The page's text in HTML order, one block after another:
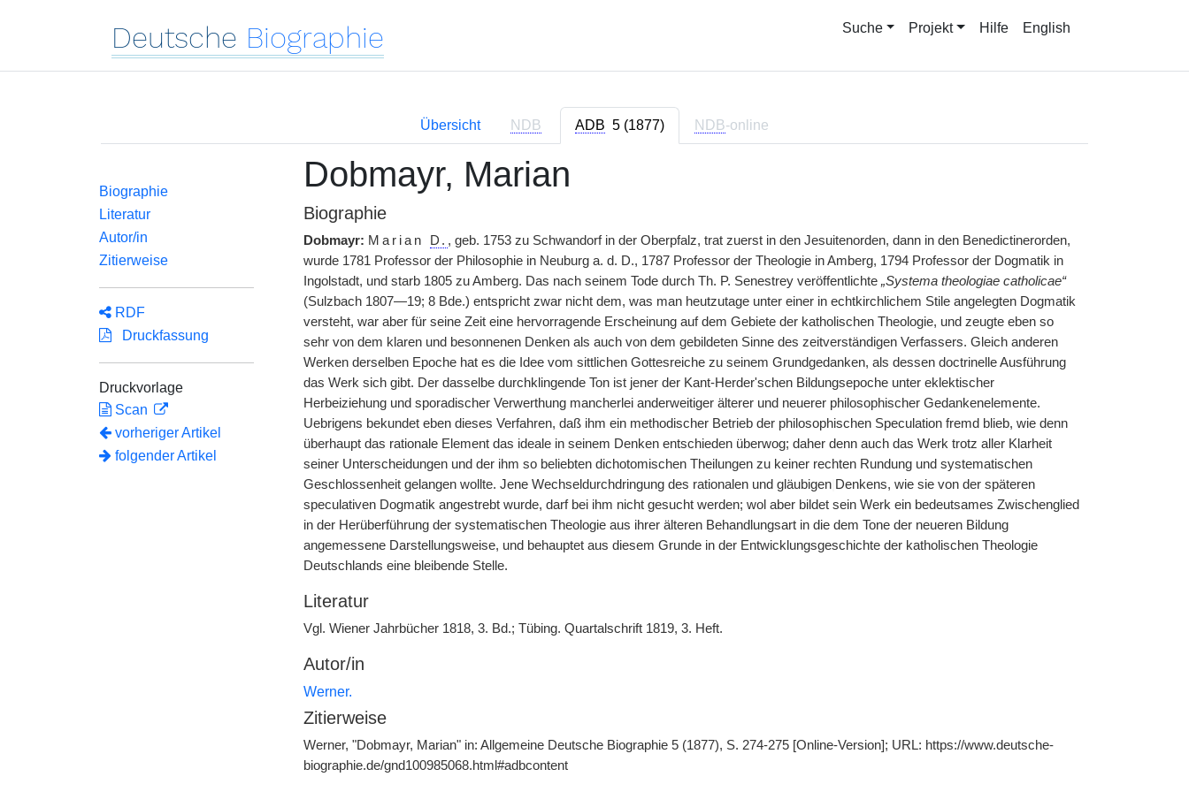
Deutsche Biographie Suche Projekt Hilfe English
Übersicht NDB ADB 5 (1877) NDB-online
Biographie
Literatur
Autor/in
Zitierweise
RDF
Druckfassung
Druckvorlage
Scan
vorheriger Artikel
folgender Artikel
Dobmayr, Marian
Biographie
Dobmayr: Marian D. , geb. 1753 zu Schwandorf in der Oberpfalz, trat zuerst in den Jesuitenorden, dann in den Benedictinerorden,
wurde 1781 Professor der Philosophie in Neuburg a. d. D., 1787 Professor der Theologie in Amberg, 1794 Professor der Dogmatik in
Ingolstadt, und starb 1805 zu Amberg. Das nach seinem Tode durch Th. P. Senestrey veröffentlichte „Systema theologiae catholicae“
(Sulzbach 1807—19; 8 Bde.) entspricht zwar nicht dem, was man heutzutage unter einer in echtkirchlichem Stile angelegten Dogmatik
versteht, war aber für seine Zeit eine hervorragende Erscheinung auf dem Gebiete der katholischen Theologie, und zeugte eben so
sehr von dem klaren und besonnenen Denken als auch von dem gebildeten Sinne des zeitverständigen Verfassers. Gleich anderen
Werken derselben Epoche hat es die Idee vom sittlichen Gottesreiche zu seinem Grundgedanken, als dessen doctrinelle Ausführung
das Werk sich gibt. Der dasselbe durchklingende Ton ist jener der Kant-Herder'schen Bildungsepoche unter eklektischer
Herbeiziehung und sporadischer Verwerthung mancherlei anderweitiger älterer und neuerer philosophischer Gedankenelemente.
Uebrigens bekundet eben dieses Verfahren, daß ihm ein methodischer Betrieb der philosophischen Speculation fremd blieb, wie denn
überhaupt das rationale Element das ideale in seinem Denken entschieden überwog; daher denn auch das Werk trotz aller Klarheit
seiner Unterscheidungen und der ihm so beliebten dichotomischen Theilungen zu keiner rechten Rundung und systematischen
Geschlossenheit gelangen wollte. Jene Wechseldurchdringung des rationalen und gläubigen| Denkens, wie sie von der späteren
speculativen Dogmatik angestrebt wurde, darf bei ihm nicht gesucht werden; wol aber bildet sein Werk ein bedeutsames Zwischenglied
in der Herüberführung der systematischen Theologie aus ihrer älteren Behandlungsart in die dem Tone der neueren Bildung
angemessene Darstellungsweise, und behauptet aus diesem Grunde in der Entwicklungsgeschichte der katholischen Theologie
Deutschlands eine bleibende Stelle.
Literatur
Vgl. Wiener Jahrbücher 1818, 3. Bd.; Tübing. Quartalschrift 1819, 3. Heft.
Autor/in
Werner.
Zitierweise
Werner, "Dobmayr, Marian" in: Allgemeine Deutsche Biographie 5 (1877), S. 274-275 [Online-Version]; URL: https://www.deutsche-
biographie.de/gnd100985068.html#adbcontent